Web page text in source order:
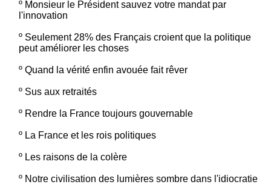
º Monsieur le Président sauvez votre mandat par
l'innovation
º Seulement 28% des Français croient que la politique
peut améliorer les choses
º Quand la vérité enfin avouée fait rêver
º Sus aux retraités
º Rendre la France toujours gouvernable
º La France et les rois politiques
º Les raisons de la colère
º Notre civilisation des lumières sombre dans l'idiocratie